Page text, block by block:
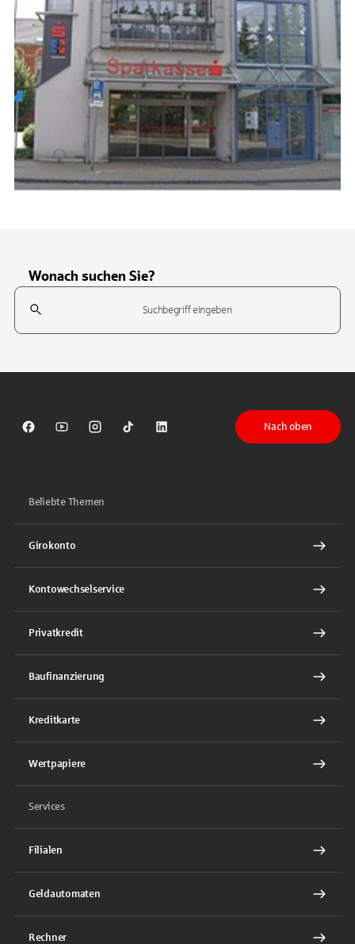
Wonach suchen Sie?
Suchfeld
Sparkasse auf Facebook
Sparkasse auf Youtube
Sparkasse auf Instagram
Sparkasse auf TikTok
Sparkasse auf LinkedIn
Nach oben
Beliebte Themen
Girokonto
Kontowechselservice
Privatkredit
Baufinanzierung
Kreditkarte
Wertpapiere
Services
Filialen
Geldautomaten
Rechner